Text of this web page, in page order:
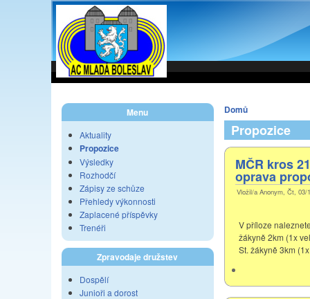
Menu
Aktuality
Propozice
Výsledky
Rozhodčí
Zápisy ze schůze
Přehledy výkonnosti
Zaplacené příspěvky
Trenéři
Zpravodaje družstev
Dospělí
Junioři a dorost
Domů
Propozice
MČR kros
oprava
Vložil/a Anonym, Čt, 03/
V příloze
žákyně 2km (1x
St. žákyně 3km